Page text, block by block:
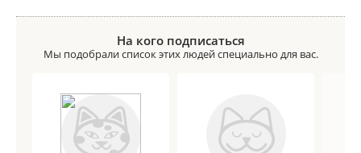
На кого подписаться
Мы подобрали список этих людей специально для вас.